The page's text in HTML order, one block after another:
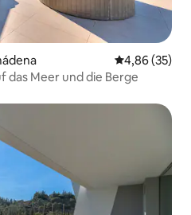
4,86 (35)
das Meer und die Berge